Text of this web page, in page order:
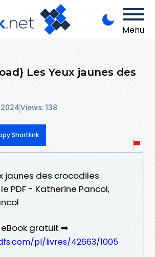
Menu
Les Yeux jaunes des
Views: 138
Shortlink
jaunes des crocodiles
PDF - Katherine Pancol,
gratuit ➡
pl/livres/42663/1005